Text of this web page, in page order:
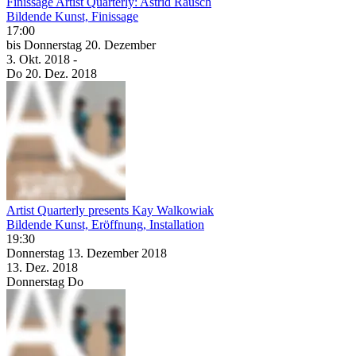
Bildende Kunst, Finissage
17:00
bis Donnerstag 20. Dezember
3. Okt. 2018 -
Do 20. Dez. 2018
Artist Quarterly presents Kay Walkowiak
Bildende Kunst, Eröffnung, Installation
19:30
Donnerstag 13. Dezember 2018
13. Dez. 2018
Donnerstag Do